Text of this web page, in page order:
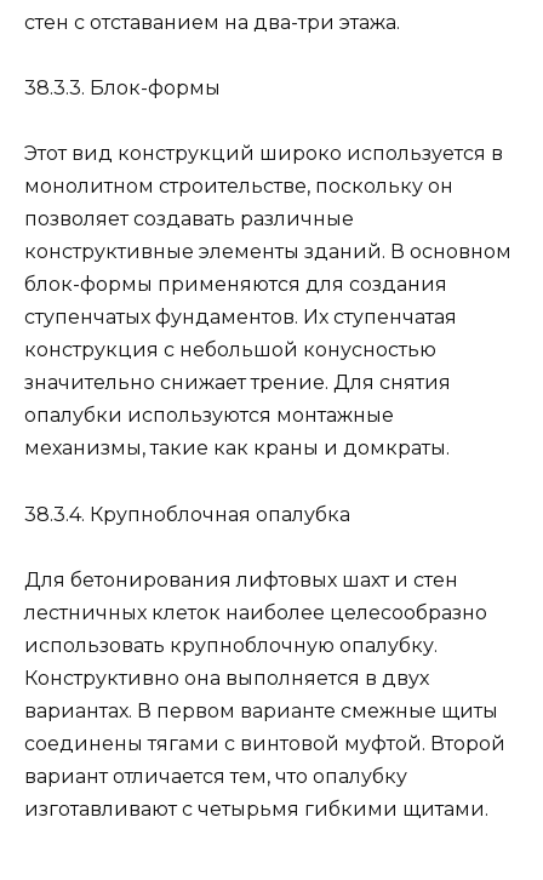
стен с отставанием на два-три этажа.
38.3.3. Блок-формы
Этот вид конструкций широко используется в
монолитном строительстве, поскольку он
позволяет создавать различные
конструктивные элементы зданий. В основном
блок-формы применяются для создания
ступенчатых фундаментов. Их ступенчатая
конструкция с небольшой конусностью
значительно снижает трение. Для снятия
опалубки используются монтажные
механизмы, такие как краны и домкраты.
38.3.4. Крупноблочная опалубка
Для бетонирования лифтовых шахт и стен
лестничных клеток наиболее целесообразно
использовать крупноблочную опалубку.
Конструктивно она выполняется в двух
вариантах. В первом варианте смежные щиты
соединены тягами с винтовой муфтой. Второй
вариант отличается тем, что опалубку
изготавливают с четырьмя гибкими щитами.